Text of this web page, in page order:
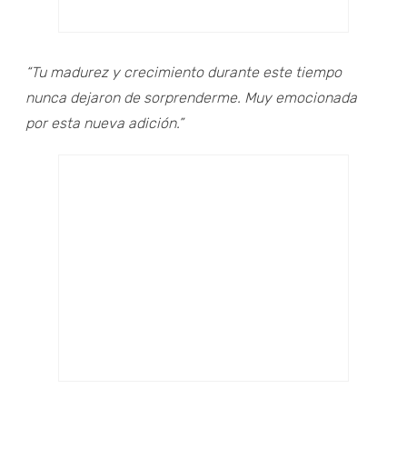
“Tu madurez y crecimiento durante este tiempo
nunca dejaron de sorprenderme. Muy emocionada
por esta nueva adición.”